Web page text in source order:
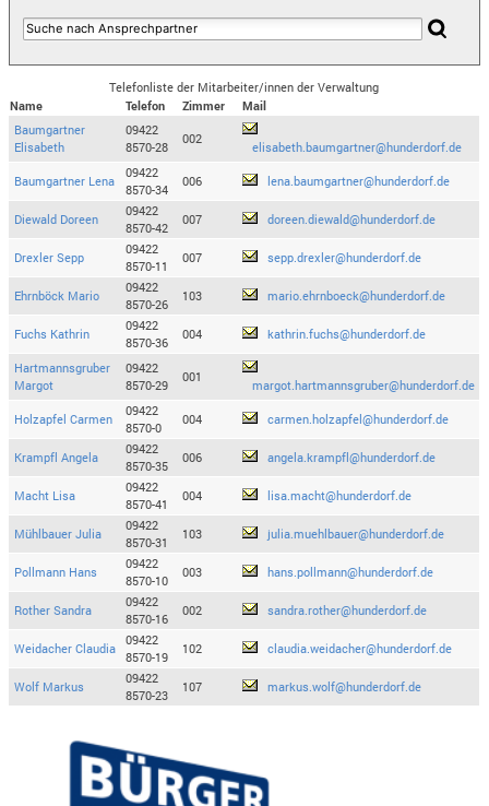
Telefonliste der Mitarbeiter/innen der Verwaltung
Name
Telefon Zimmer
Mail
Baumgartner
Elisabeth
09422
8570-28
002
elisabeth.baumgartner@hunderdorf.de
Baumgartner Lena
09422
8570-34
006 lena.baumgartner@hunderdorf.de
Diewald Doreen
09422
8570-42
007 doreen.diewald@hunderdorf.de
Drexler Sepp
09422
8570-11
007 sepp.drexler@hunderdorf.de
Ehrnböck Mario
09422
8570-26
103 mario.ehrnboeck@hunderdorf.de
Fuchs Kathrin
09422
8570-36
004 kathrin.fuchs@hunderdorf.de
Hartmannsgruber
Margot
09422
8570-29
001
margot.hartmannsgruber@hunderdorf.de
Holzapfel Carmen
09422
8570-0
004 carmen.holzapfel@hunderdorf.de
Krampfl Angela
09422
8570-35
006 angela.krampfl@hunderdorf.de
Macht Lisa
09422
8570-41
004 lisa.macht@hunderdorf.de
Mühlbauer Julia
09422
8570-31
103 julia.muehlbauer@hunderdorf.de
Pollmann Hans
09422
8570-10
003 hans.pollmann@hunderdorf.de
Rother Sandra
09422
8570-16
002 sandra.rother@hunderdorf.de
Weidacher Claudia
09422
8570-19
102 claudia.weidacher@hunderdorf.de
Wolf Markus
09422
8570-23
107 markus.wolf@hunderdorf.de